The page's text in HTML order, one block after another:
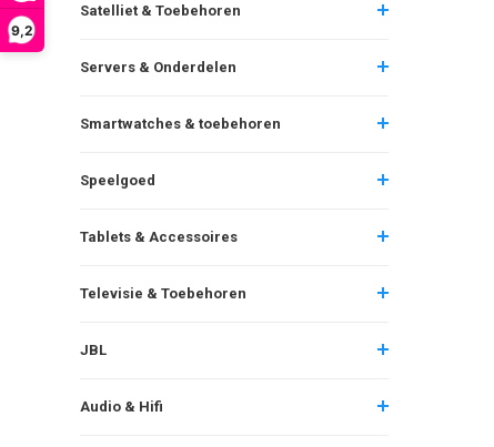
9,2
Satelliet & Toebehoren
Servers & Onderdelen
Smartwatches & toebehoren
Speelgoed
Tablets & Accessoires
Televisie & Toebehoren
JBL
Audio & Hifi